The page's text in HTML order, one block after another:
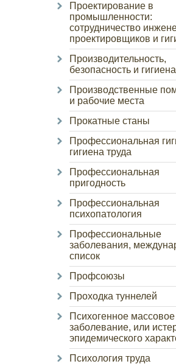
Проектирование в
промышленности:
сотрудничество
проектировщиков и
Производительность,
безопасность и
Производственные
и рабочие места
Прокатные станы
Профессиональная
гигиена труда
Профессиональная
пригодность
Профессиональная
психопатология
Профессиональные
заболевания,
список
Профсоюзы
Проходка туннелей
Психогенное массовое
заболевание, или
эпидемического
Психология труда